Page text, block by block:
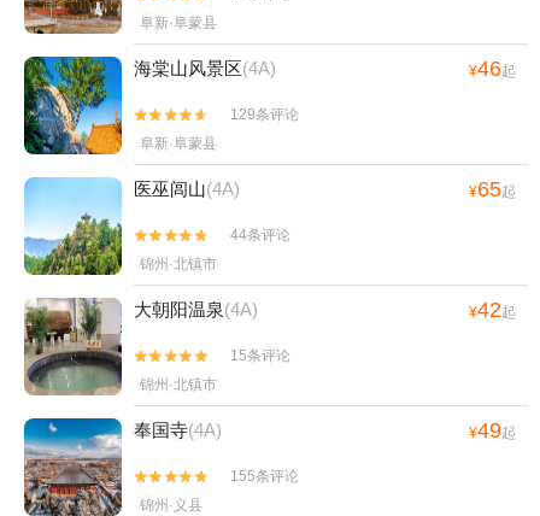
阜新·阜蒙县
海棠山风景区(4A) ¥46起


129条评论
阜新·阜蒙县
医巫闾山(4A) ¥65起


44条评论
锦州·北镇市
大朝阳温泉(4A) ¥42起


15条评论
锦州·北镇市
奉国寺(4A) ¥49起


155条评论
锦州·义县